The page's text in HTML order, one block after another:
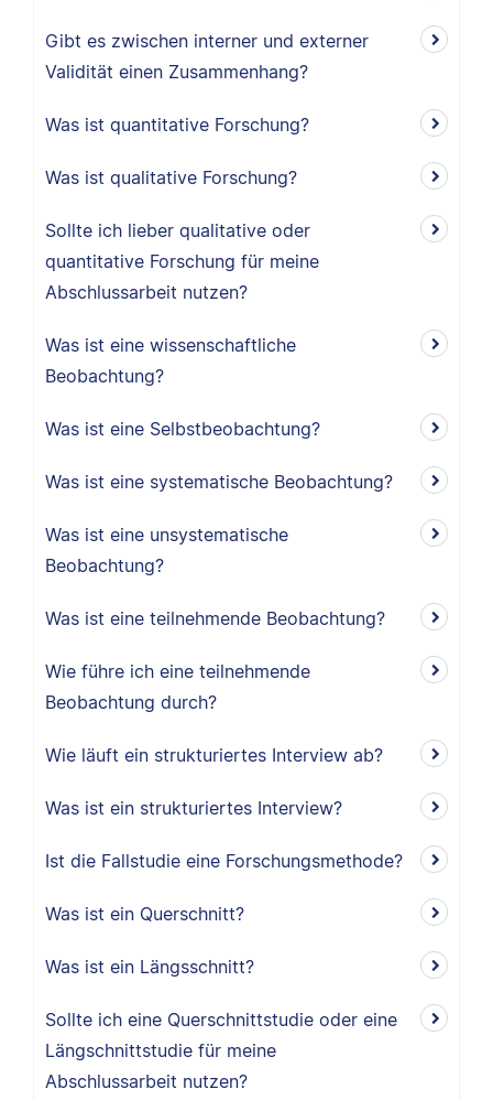
Gibt es zwischen interner und externer
Validität einen Zusammenhang?
Was ist quantitative Forschung?
Was ist qualitative Forschung?
Sollte ich lieber qualitative oder
quantitative Forschung für meine
Abschlussarbeit nutzen?
Was ist eine wissenschaftliche
Beobachtung?
Was ist eine Selbstbeobachtung?
Was ist eine systematische Beobachtung?
Was ist eine unsystematische
Beobachtung?
Was ist eine teilnehmende Beobachtung?
Wie führe ich eine teilnehmende
Beobachtung durch?
Wie läuft ein strukturiertes Interview ab?
Was ist ein strukturiertes Interview?
Ist die Fallstudie eine Forschungsmethode?
Was ist ein Querschnitt?
Was ist ein Längsschnitt?
Sollte ich eine Querschnittstudie oder eine
Längschnittstudie für meine
Abschlussarbeit nutzen?